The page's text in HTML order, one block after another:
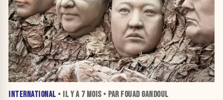
INTERNATIONAL • IL Y A 7 MOIS• PAR FOUAD GANDOUL